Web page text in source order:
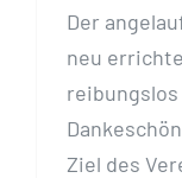
Der
neu
Ziel des